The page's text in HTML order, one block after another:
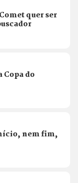
quer ser
Copa do
nem fim,